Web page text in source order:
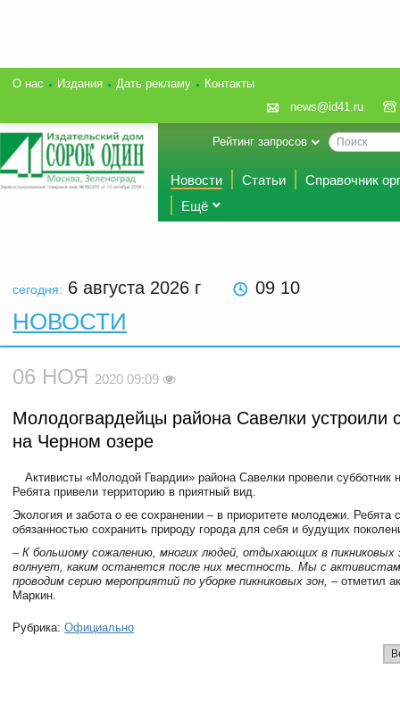
О нас Издания Дать рекламу
Контакты
news@id41.ru
Рейтинг запросов
Новости Статьи
Справочник
Ещё
сегодня: 6 августа 2026 г 09 10
НОВОСТИ
06 НОЯ 2020 09:09
Молодогвардейцы района Савелки устроили
на Черном озере
Активисты «Молодой Гвардии» района Савелки провели субботник
Ребята привели территорию в приятный вид.
Экология и забота о ее сохранении – в приоритете молодежи. Ребята
обязанностью сохранить природу города для себя и будущих
– К большому сожалению, многих людей, отдыхающих в пикниковых
волнует, каким останется после них местность. Мы с
проводим серию мероприятий по уборке пикниковых зон, – отметил
Маркин
Рубрика: Официально